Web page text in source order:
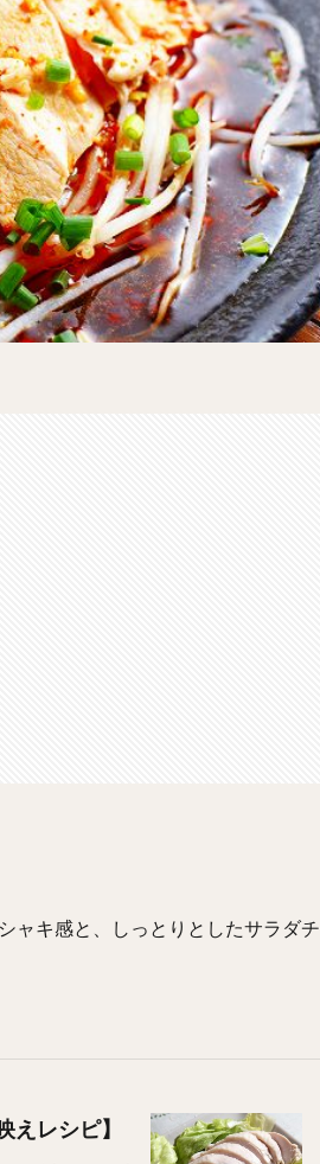
ャキ感と、しっとりとしたサラダチ
レシピ】